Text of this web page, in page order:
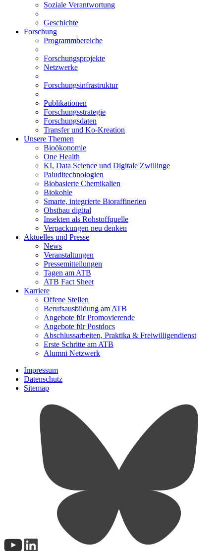
Soziale Verantwortung
Geschichte
Forschung
Programmbereiche
Forschungsprojekte
Netzwerke
Forschungsinfrastruktur
Publikationen
Forschungsstrategie
Forschungsdaten
Transfer und Ko-Kreation
Unsere Themen
Bioökonomie
One Health
KI, Data Science und Digitale Zwillinge
Paluditechnologien
Biobasierte Chemikalien
Biokohle
Smarte, integrierte Bioraffinerien
Obstbau digital
Insekten als Rohstoffquelle
Verpackungen neu denken
Aktuelles und Presse
News
Veranstaltungen
Pressemitteilungen
Tagen am ATB
ATB Fact Sheet
Karriere
Offene Stellen
Berufsausbildung am ATB
Angebote für Promovierende
Angebote für Postdocs
Abschlussarbeiten, Praktika & Freiwilligendienst
Erste Schritte am ATB
Alumni Netzwerk
Impressum
Datenschutz
Sitemap